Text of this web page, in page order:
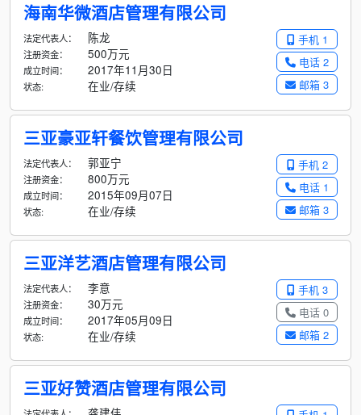
海南华微酒店管理有限公司
手机 1
电话 2
邮箱 3
法定代表人： 陈龙
注册资金： 500万元
成立时间： 2017年11月30日
状态: 在业/存续
三亚豪亚轩餐饮管理有限公司
手机 2
电话 1
邮箱 3
法定代表人： 郭亚宁
注册资金： 800万元
成立时间： 2015年09月07日
状态: 在业/存续
三亚洋艺酒店管理有限公司
手机 3
电话 0
邮箱 2
法定代表人： 李意
注册资金： 30万元
成立时间： 2017年05月09日
状态: 在业/存续
三亚好赞酒店管理有限公司